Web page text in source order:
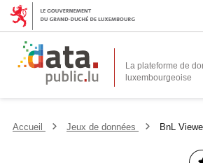
La plateforme de
Accueil Jeux de données BnL